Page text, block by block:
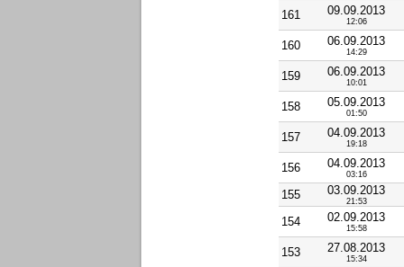
161 09.09.2013
12:06
160 06.09.2013
14:29
159 06.09.2013
10:01
158 05.09.2013
01:50
157 04.09.2013
19:18
156 04.09.2013
03:16
155 03.09.2013
21:53
154 02.09.2013
15:58
153 27.08.2013
15:34